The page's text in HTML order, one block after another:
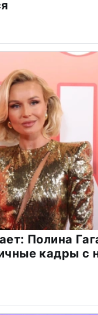
Полина
кадры с